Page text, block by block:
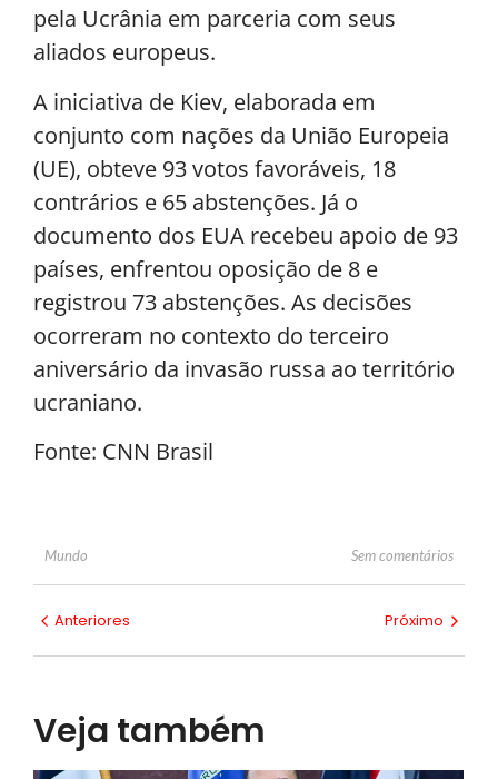
pela Ucrânia em parceria com seus
aliados europeus.
A iniciativa de Kiev, elaborada em
conjunto com nações da União Europeia
(UE), obteve 93 votos favoráveis, 18
contrários e 65 abstenções. Já o
documento dos EUA recebeu apoio de 93
países, enfrentou oposição de 8 e
registrou 73 abstenções. As decisões
ocorreram no contexto do terceiro
aniversário da invasão russa ao território
ucraniano.
Fonte: CNN Brasil
Mundo Sem comentários
Anteriores Próximo
Veja também